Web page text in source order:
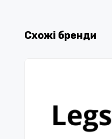
Схожі бренди